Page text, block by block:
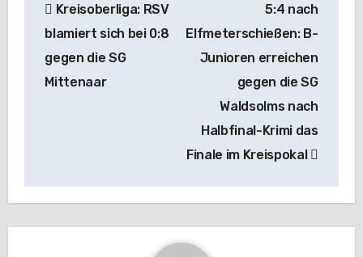
Kreisoberliga: RSV
blamiert sich bei 0:8
gegen die SG
Mittenaar
5:4 nach
Elfmeterschießen: B-
Junioren erreichen
gegen die SG
Waldsolms nach
Halbfinal-Krimi das
Finale im Kreispokal